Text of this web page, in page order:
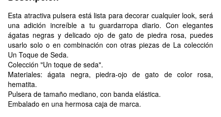
Esta atractiva pulsera está lista para decorar cualquier look, será
una adición increíble a tu guardarropa diario. Con elegantes
ágatas negras y delicado ojo de gato de piedra rosa, puedes
usarlo solo o en combinación con otras piezas de La colección
Un Toque de Seda.
Colección "Un toque de seda".
Materiales: ágata negra, piedra-ojo de gato de color rosa,
hematita.
Pulsera de tamaño mediano, con banda elástica.
Embalado en una hermosa caja de marca.